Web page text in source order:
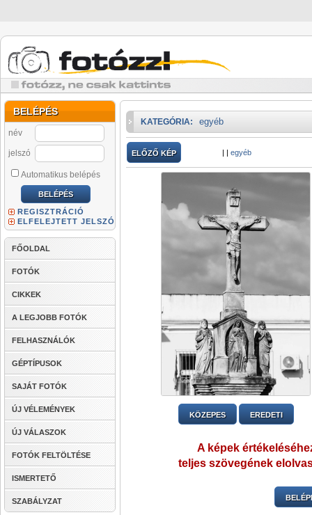
BELÉPÉS
név
jelszó
Automatikus belépés
REGISZTRÁCIÓ
ELFELEJTETT JELSZÓ
FŐOLDAL
FOTÓK
CIKKEK
A LEGJOBB FOTÓK
FELHASZNÁLÓK
GÉPTÍPUSOK
SAJÁT FOTÓK
ÚJ VÉLEMÉNYEK
ÚJ VÁLASZOK
FOTÓK FELTÖLTÉSE
ISMERTETŐ
SZABÁLYZAT
KATEGÓRIA: egyéb
ELŐZŐ KÉP | | egyéb
KÖZEPES EREDETI
A képek
teljes szövegének